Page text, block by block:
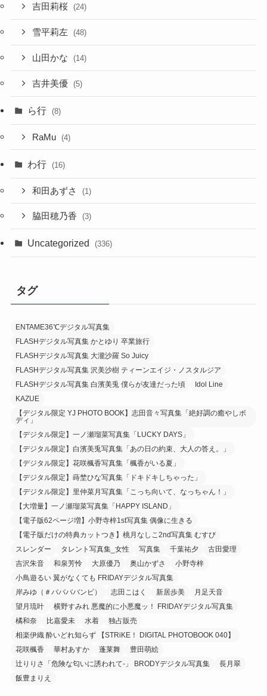
吉田莉桜 (24)
雪平莉左 (48)
山田かな (14)
吉井美優 (5)
ら行 (8)
RaMu (4)
わ行 (16)
和田あずさ (1)
脇田穂乃香 (3)
Uncategorized (336)
タグ
ENTAME36℃デジタル写真集
FLASHデジタル写真集 かとゆり 卒業旅行
FLASHデジタル写真集 大瀧沙羅 So Juicy
FLASHデジタル写真集 沢美沙樹 ティーンエイジ・ノスタルジア
FLASHデジタル写真集 白濱美兎 僕らが友達だった頃
Idol Line
KAZUE
【デジタル限定 YJ PHOTO BOOK】志田音々写真集「絶好調の癒やしボ
ディ」
【デジタル限定】一ノ瀬瑠菜写真集「LUCKY DAYS」
【デジタル限定】白濱美兎写真集「あの日の約束、大人の答え。」
【デジタル限定】花咲楓香写真集「楓香がいる夏」
【デジタル限定】蒔埜ひな写真集「ドキドキしちゃった」
【デジタル限定】里仲菜月写真集「こっち向いて、なっちゃん！」
【大増量】一ノ瀬瑠菜写真集「HAPPY ISLAND」
【電子版62ページ増】小野寺梓1st写真集 偶像に生きる
【電子版だけの特典カットつき】桃月なしこ2nd写真集 むすび
スレンダー
タレント写真集_女性 写真集 千葉祐夕
古田愛理
吉沢朱音
和泉芳怜 大原優乃 奥山かずさ
小野寺梓
小鳥遊るい 翼がなくても FRIDAYデジタル写真集
岸みゆ（＃ババババンビ）
志田こはく 新居歩美
月足天音
望月琉叶
横野すみれ 悪魔的に小悪魔ッ！ FRIDAYデジタル写真集
橘和奈
比嘉愛未 水着
独占販売
相楽伊織 酔いどれ知らず 【STRiKE！ DIGITAL PHOTOBOOK 040】
花咲楓香
華村あすか 蓬莱舞
豊田萌絵
辻りりさ「危険な匂いに誘われて-」 BRODYデジタル写真集
長月翠
飯豊まりえ